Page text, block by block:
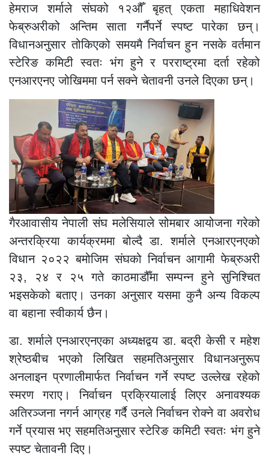
हेमराज शर्माले संघको १२औँ बृहत् एकता महाधिवेशन
फेब्रुअरीको अन्तिम साता गर्नैपर्ने स्पष्ट पारेका छन्।
विधानअनुसार तोकिएको समयमै निर्वाचन हुन नसके वर्तमान
स्टेरिङ कमिटी स्वतः भंग हुने र परराष्ट्रमा दर्ता रहेको
एनआरएनए जोखिममा पर्न सक्ने चेतावनी उनले दिएका छन्।
गैरआवासीय नेपाली संघ मलेसियाले सोमबार आयोजना गरेको
अन्तरक्रिया कार्यक्रममा बोल्दै डा. शर्माले एनआरएनएको
विधान २०२२ बमोजिम संघको निर्वाचन आगामी फेब्रुअरी
२३, २४ र २५ गते काठमाडौँमा सम्पन्न हुने सुनिश्चित
भइसकेको बताए। उनका अनुसार यसमा कुनै अन्य विकल्प
वा बहाना स्वीकार्य छैन।
डा. शर्माले एनआरएनएका अध्यक्षद्वय डा. बद्री केसी र महेश
श्रेष्ठबीच भएको लिखित सहमतिअनुसार विधानअनुरूप
अनलाइन प्रणालीमार्फत निर्वाचन गर्ने स्पष्ट उल्लेख रहेको
स्मरण गराए। निर्वाचन प्रक्रियालाई लिएर अनावश्यक
अतिरञ्जना नगर्न आग्रह गर्दै उनले निर्वाचन रोक्ने वा अवरोध
गर्ने प्रयास भए सहमतिअनुसार स्टेरिङ कमिटी स्वतः भंग हुने
स्पष्ट चेतावनी दिए।